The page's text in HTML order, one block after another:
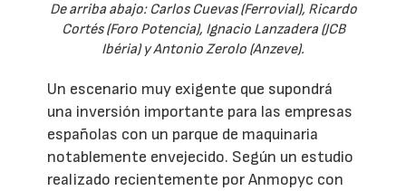
De arriba abajo: Carlos Cuevas (Ferrovial), Ricardo
Cortés (Foro Potencia), Ignacio Lanzadera (JCB
Ibéria) y Antonio Zerolo (Anzeve).
Un escenario muy exigente que supondrá
una inversión importante para las empresas
españolas con un parque de maquinaria
notablemente envejecido. Según un estudio
realizado recientemente por Anmopyc con